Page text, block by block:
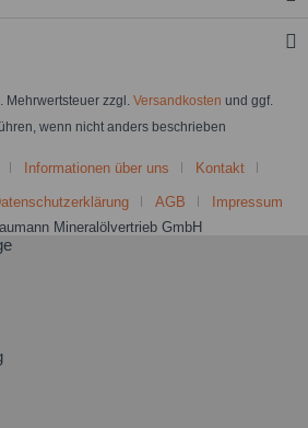
Mehrwertsteuer zzgl. Versandkosten und ggf.
wenn nicht anders beschrieben
Informationen über uns Kontakt
AGB
Impressum
Mineralölvertrieb GmbH